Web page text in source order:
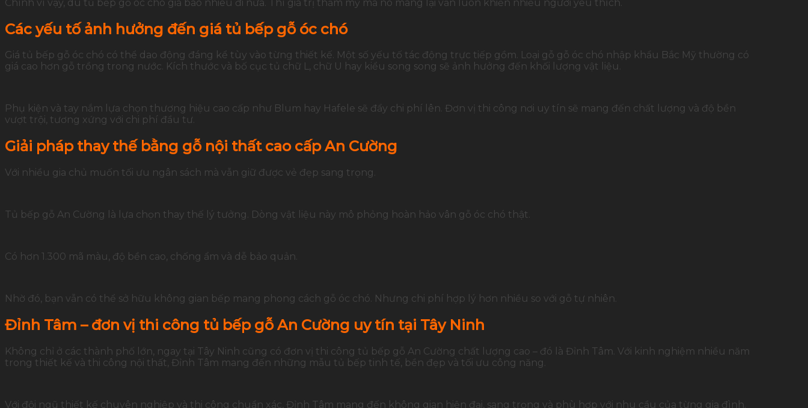
Chính vì vậy, dù tủ bếp gỗ óc chó giá bao nhiêu đi nữa. Thì giá trị thẩm mỹ mà nó mang lại vẫn luôn khiến nhiều người yêu thích.
Các yếu tố ảnh hưởng đến giá tủ bếp gỗ óc chó
Giá tủ bếp gỗ óc chó có thể dao động đáng kể tùy vào từng thiết kế. Một số yếu tố tác động trực tiếp gồm. Loại gỗ gỗ óc chó nhập khẩu Bắc Mỹ thường có
giá cao hơn gỗ trồng trong nước. Kích thước và bố cục tủ chữ L, chữ U hay kiểu song song sẽ ảnh hưởng đến khối lượng vật liệu.
Phụ kiện và tay nắm lựa chọn thương hiệu cao cấp như Blum hay Hafele sẽ đẩy chi phí lên. Đơn vị thi công nơi uy tín sẽ mang đến chất lượng và độ bền
vượt trội, tương xứng với chi phí đầu tư.
Giải pháp thay thế bằng gỗ nội thất cao cấp An Cường
Với nhiều gia chủ muốn tối ưu ngân sách mà vẫn giữ được vẻ đẹp sang trọng.
Tủ bếp gỗ An Cường là lựa chọn thay thế lý tưởng. Dòng vật liệu này mô phỏng hoàn hảo vân gỗ óc chó thật.
Có hơn 1.300 mã màu, độ bền cao, chống ẩm và dễ bảo quản.
Nhờ đó, bạn vẫn có thể sở hữu không gian bếp mang phong cách gỗ óc chó. Nhưng chi phí hợp lý hơn nhiều so với gỗ tự nhiên.
Đỉnh Tâm – đơn vị thi công tủ bếp gỗ An Cường uy tín tại Tây Ninh
Không chỉ ở các thành phố lớn, ngay tại Tây Ninh cũng có đơn vị thi công tủ bếp gỗ An Cường chất lượng cao – đó là Đỉnh Tâm. Với kinh nghiệm nhiều năm
trong thiết kế và thi công nội thất, Đỉnh Tâm mang đến những mẫu tủ bếp tinh tế, bền đẹp và tối ưu công năng.
Với đội ngũ thiết kế chuyên nghiệp và thi công chuẩn xác, Đỉnh Tâm mang đến không gian hiện đại, sang trọng và phù hợp với nhu cầu của từng gia đình.